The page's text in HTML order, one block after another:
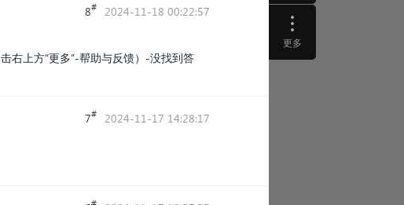
更多
8# 2024-11-18 00:22:57
右上方“更多”-帮助与反馈）-没找到答
7# 2024-11-17 14:28:17